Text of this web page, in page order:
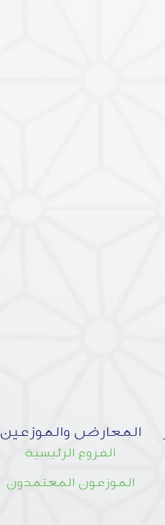
المعارض والموزعين
الفروع الرئيسية
الموزعون المعتمدون